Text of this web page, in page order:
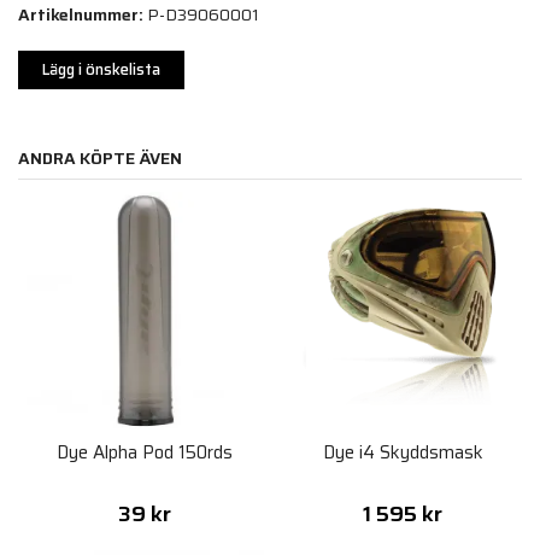
Artikelnummer: P-D39060001
Lägg i önskelista
ANDRA KÖPTE ÄVEN
Dye Alpha Pod 150rds
39 kr
Dye i4 Skyddsmask
1 595 kr